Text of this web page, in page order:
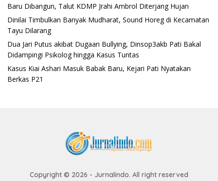
Baru Dibangun, Talut KDMP Jrahi Ambrol Diterjang Hujan
Dinilai Timbulkan Banyak Mudharat, Sound Horeg di Kecamatan
Tayu Dilarang
Dua Jari Putus akibat Dugaan Bullying, Dinsop3akb Pati Bakal
Didampingi Psikolog hingga Kasus Tuntas
Kasus Kiai Ashari Masuk Babak Baru, Kejari Pati Nyatakan
Berkas P21
Copyright © 2026 - Jurnalindo. All right reserved